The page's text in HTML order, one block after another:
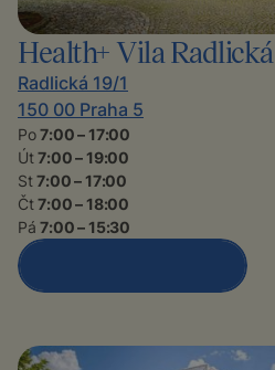
Health+ Vila Radlická
Radlická 19/1
150 00 Praha 5
Po7:00 – 17:00
Út7:00 – 19:00
St7:00 – 17:00
Čt7:00 – 18:00
Pá7:00 – 15:30